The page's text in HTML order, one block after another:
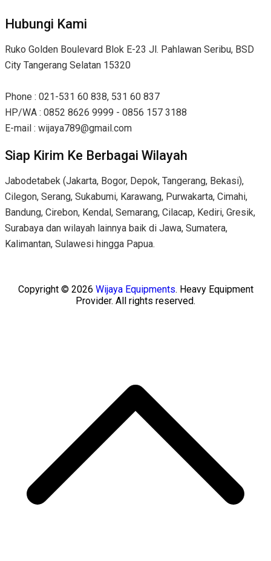
Hubungi Kami
Ruko Golden Boulevard Blok E-23 Jl. Pahlawan Seribu, BSD
City Tangerang Selatan 15320
Phone : 021-531 60 838, 531 60 837
HP/WA : 0852 8626 9999 - 0856 157 3188
E-mail : wijaya789@gmail.com
Siap Kirim Ke Berbagai Wilayah
Jabodetabek (Jakarta, Bogor, Depok, Tangerang, Bekasi),
Cilegon, Serang, Sukabumi, Karawang, Purwakarta, Cimahi,
Bandung, Cirebon, Kendal, Semarang, Cilacap, Kediri, Gresik,
Surabaya dan wilayah lainnya baik di Jawa, Sumatera,
Kalimantan, Sulawesi hingga Papua.
Copyright © 2026 Wijaya Equipments. Heavy Equipment
Provider. All rights reserved.